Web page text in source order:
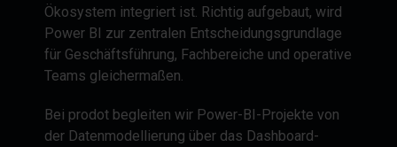
Ökosystem integriert ist. Richtig aufgebaut, wird
Power BI zur zentralen Entscheidungsgrundlage
für Geschäftsführung, Fachbereiche und operative
Teams gleichermaßen.
Bei prodot begleiten wir Power-BI-Projekte von
der Datenmodellierung über das Dashboard-